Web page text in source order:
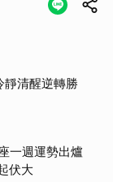
靜清醒逆轉勝
一週運勢出爐
伏大